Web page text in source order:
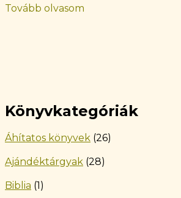
Tovább olvasom
Könyvkategóriák
Áhítatos könyvek (26)
Ajándéktárgyak (28)
Biblia (1)